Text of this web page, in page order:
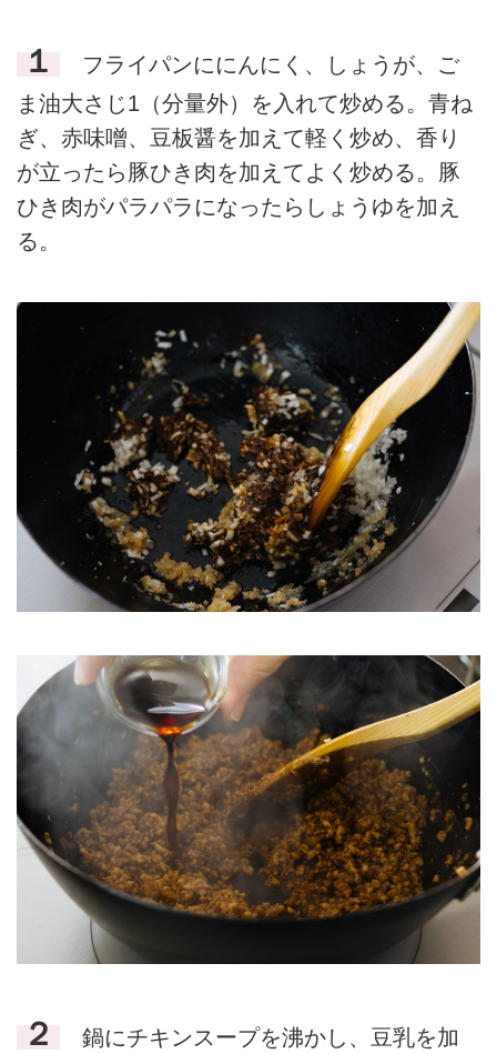
１
フライパンににんにく、しょうが、ご
ま油大さじ1（分量外）を入れて炒める。青ね
ぎ、赤味噌、豆板醤を加えて軽く炒め、香り
が立ったら豚ひき肉を加えてよく炒める。豚
ひき肉がパラパラになったらしょうゆを加え
る。
２
鍋にチキンスープを沸かし、豆乳を加